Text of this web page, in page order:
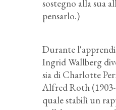
sostegno alla sua
pensarlo.)
Durante
Ingrid Wallberg
sia di Charlotte
Alfred Roth
quale stabilì un